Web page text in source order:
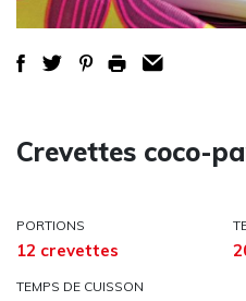
Crevettes coco-
PORTIONS
12 crevettes
TEMPS DE CUISSON